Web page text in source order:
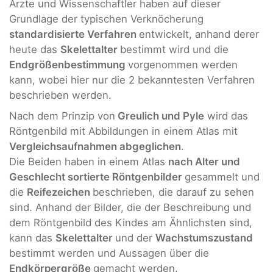
Ärzte und Wissenschaftler haben auf dieser
Grundlage der typischen Verknöcherung
standardisierte Verfahren entwickelt, anhand derer
heute das Skelettalter bestimmt wird und die
Endgrößenbestimmung vorgenommen werden
kann, wobei hier nur die 2 bekanntesten Verfahren
beschrieben werden.
Nach dem Prinzip von Greulich und Pyle wird das
Röntgenbild mit Abbildungen in einem Atlas mit
Vergleichsaufnahmen abgeglichen.
Die Beiden haben in einem Atlas nach Alter und
Geschlecht sortierte Röntgenbilder gesammelt und
die Reifezeichen beschrieben, die darauf zu sehen
sind. Anhand der Bilder, die der Beschreibung und
dem Röntgenbild des Kindes am Ähnlichsten sind,
kann das Skelettalter und der Wachstumszustand
bestimmt werden und Aussagen über die
Endkörpergröße gemacht werden.